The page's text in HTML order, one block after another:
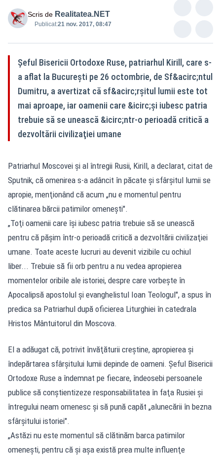
Scris de Realitatea.NET
Publicat:21 nov. 2017, 08:47
Şeful Bisericii Ortodoxe Ruse, patriarhul Kirill, care s-
a aflat la Bucureşti pe 26 octombrie, de Sf&acirc;ntul
Dumitru, a avertizat că sf&acirc;rşitul lumii este tot
mai aproape, iar oamenii care &icirc;şi iubesc patria
trebuie să se unească &icirc;ntr-o perioadă critică a
dezvoltării civilizaţiei umane
Patriarhul Moscovei şi al întregii Rusii, Kirill, a declarat, citat de
Sputnik, că omenirea s-a adâncit în păcate şi sfârşitul lumii se
apropie, menţionând că acum „nu e momentul pentru
clătinarea bărcii patimilor omeneşti".
„Toţi oamenii care îşi iubesc patria trebuie să se unească
pentru că păşim într-o perioadă critică a dezvoltării civilizaţiei
umane. Toate aceste lucruri au devenit vizibile cu ochiul
liber... Trebuie să fii orb pentru a nu vedea apropierea
momentelor oribile ale istoriei, despre care vorbeşte în
Apocalipsă apostolul şi evanghelistul Ioan Teologul", a spus în
predica sa Patriarhul după oficierea Liturghiei în catedrala
Hristos Mântuitorul din Moscova.
El a adăugat că, potrivit învăţăturii creştine, apropierea şi
îndepărtarea sfârşitului lumii depinde de oameni. Şeful Bisericii
Ortodoxe Ruse a îndemnat pe fiecare, îndeosebi persoanele
publice să conştientizeze responsabilitatea în faţa Rusiei şi
întregului neam omenesc şi să pună capăt „alunecării în bezna
sfârşitului istoriei".
„Astăzi nu este momentul să clătinăm barca patimilor
omeneşti, pentru că şi aşa există prea multe influenţe